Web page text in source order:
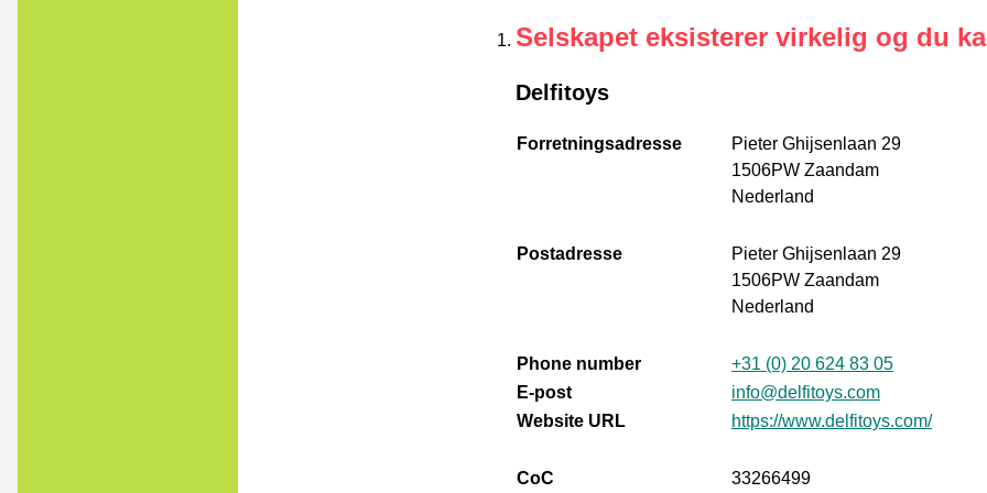
Selskapet eksisterer virkelig og du
Delfitoys
Forretningsadresse
Pieter Ghijsenlaan 29
1506PW Zaandam
Nederland
Postadresse
Pieter Ghijsenlaan 29
1506PW Zaandam
Nederland
Phone number
+31 (0) 20 624 83 05
E-post
info@delfitoys.com
Website URL
https://www.delfitoys.com/
CoC
33266499